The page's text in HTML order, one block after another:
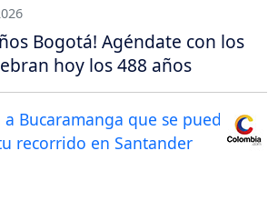
Bogotá! Agéndate con los
hoy los 488 años